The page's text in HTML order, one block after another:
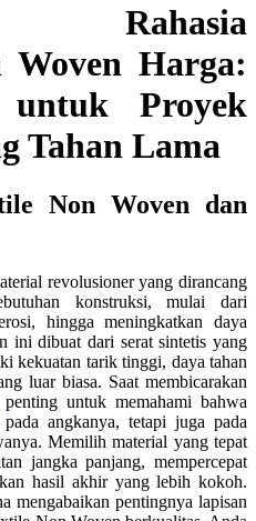
Rahasia
Woven Harga:
Proyek
Tahan Lama
Non Woven dan
revolusioner yang dirancang
konstruksi, mulai dari
hingga meningkatkan daya
ini dibuat dari serat sintetis yang
kekuatan tarik tinggi, daya tahan
luar biasa. Saat membicarakan
untuk memahami bahwa
angkanya, tetapi juga pada
Memilih material yang tepat
jangka panjang, mempercepat
hasil akhir yang lebih kokoh.
mengabaikan pentingnya lapisan